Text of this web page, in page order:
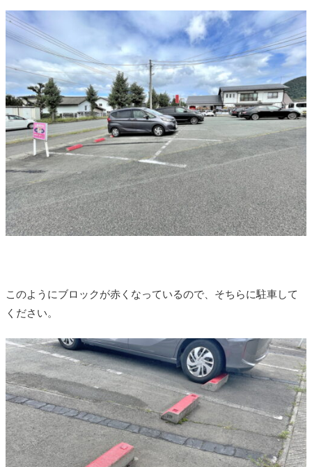
このようにブロックが赤くなっているので、そちらに駐車して
ください。